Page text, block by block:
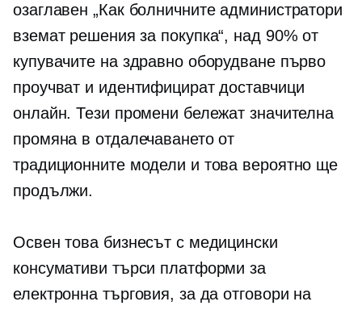
озаглавен „Как болничните администратори
вземат решения за покупка“, над 90% от
купувачите на здравно оборудване първо
проучват и идентифицират доставчици
онлайн. Тези промени бележат значителна
промяна в отдалечаването от
традиционните модели и това вероятно ще
продължи.
Освен това бизнесът с медицински
консумативи търси платформи за
електронна търговия, за да отговори на